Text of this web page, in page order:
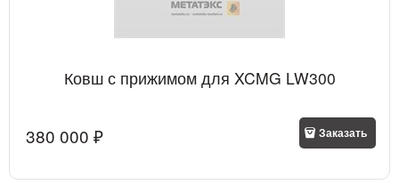
Ковш с прижимом для XCMG LW300
380 000 ₽ Заказать